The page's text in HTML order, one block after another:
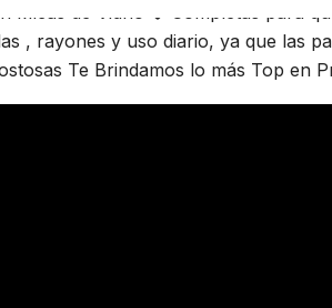
Micas de Vidrio 🛡 Completas para
, rayones y uso diario, ya que las
Te Brindamos lo más Top en